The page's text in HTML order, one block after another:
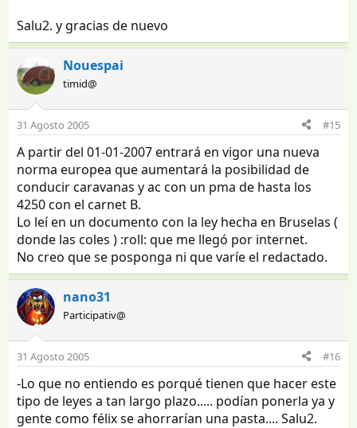
Salu2. y gracias de nuevo
Nouespai
timid@
31 Agosto 2005 #15
A partir del 01-01-2007 entrará en vigor una nueva
norma europea que aumentará la posibilidad de
conducir caravanas y ac con un pma de hasta los
4250 con el carnet B.
Lo leí en un documento con la ley hecha en Bruselas (
donde las coles ) :roll: que me llegó por internet.
No creo que se posponga ni que varíe el redactado.
nano31
Participativ@
31 Agosto 2005 #16
-Lo que no entiendo es porqué tienen que hacer este
tipo de leyes a tan largo plazo..... podían ponerla ya y
gente como félix se ahorrarían una pasta.... Salu2.